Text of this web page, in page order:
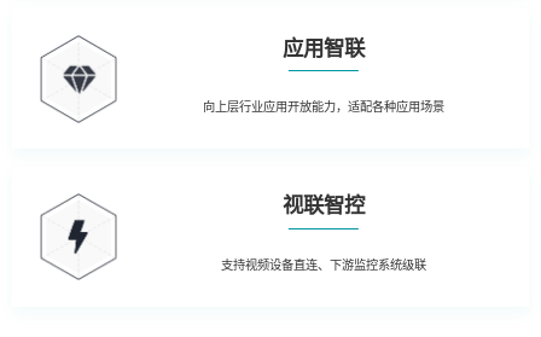
应用智联
向上层行业应用开放能力，适配各种应用场景
视联智控
支持视频设备直连、下游监控系统级联